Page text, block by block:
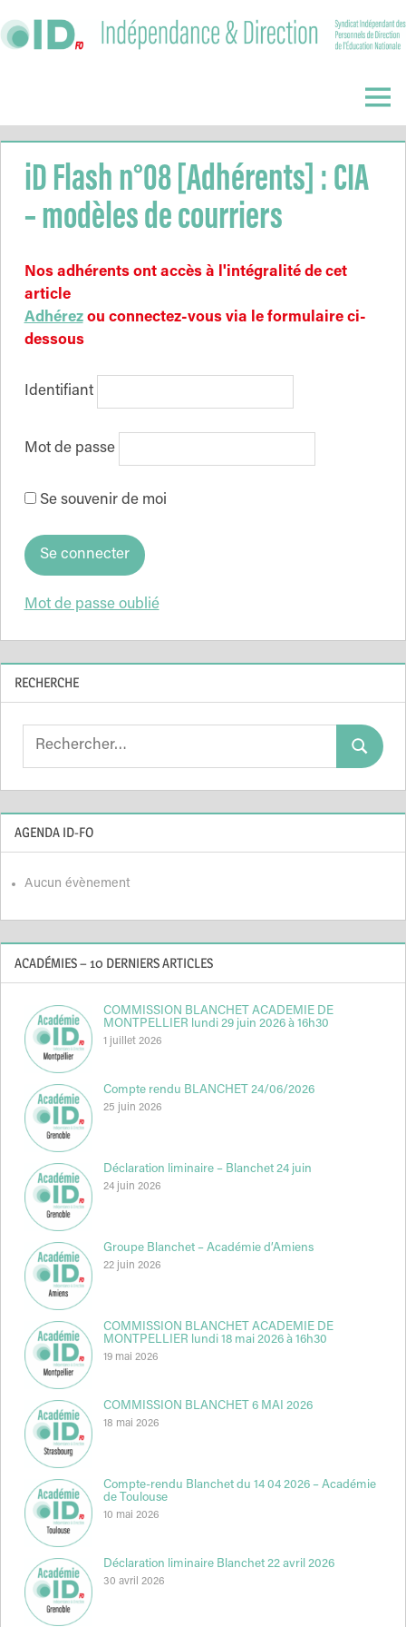
to
Direction
Menu
iD Flash n°08 [Adhérents] : CIA
– modèles de courriers
Nos adhérents ont accès à l'intégralité de cet
article
Adhérezou connectez-vous via le formulaire ci-
dessous
Identifiant
Mot de passe
Se souvenir de moi
Mot de passe oublié
RECHERCHE
Search
Search
AGENDA ID-FO
Aucun évènement
ACADÉMIES – 10 DERNIERS ARTICLES
COMMISSION BLANCHET ACADEMIE DE
MONTPELLIER lundi 29 juin 2026 à 16h30
1 juillet 2026
Compte rendu BLANCHET 24/06/2026
25 juin 2026
Déclaration liminaire – Blanchet 24 juin
24 juin 2026
Groupe Blanchet – Académie d’Amiens
22 juin 2026
COMMISSION BLANCHET ACADEMIE DE
MONTPELLIER lundi 18 mai 2026 à 16h30
19 mai 2026
COMMISSION BLANCHET 6 MAI 2026
18 mai 2026
Compte-rendu Blanchet du 14 04 2026 – Académie
de Toulouse
10 mai 2026
Déclaration liminaire Blanchet 22 avril 2026
30 avril 2026